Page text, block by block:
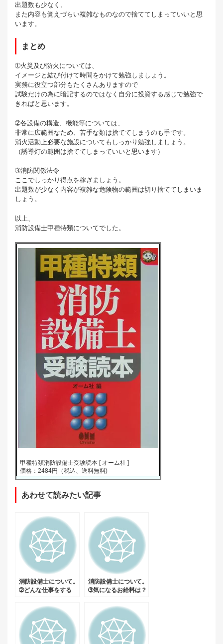
出題数も少なく、
また内容も覚えづらい複雑なものなので捨ててしまっていいと思
います。
まとめ
➀火災及び防火については、
イメージと結び付けて時間をかけて勉強しましょう。
実務に役立つ部分もたくさんありますので
試験だけの為に暗記するのではなく自分に投資する感じで勉強で
きればと思います。
➁各設備の構造、機能等については、
非常に広範囲なため、苦手な類は捨ててしまうのも手です。
消火活動上必要な施設についてもしっかり勉強しましょう。
（誘導灯の範囲は捨ててしまっていいと思います）
➂消防関係法令
ここでしっかり得点を稼ぎましょう。
出題数が少なく内容が複雑な危険物の範囲は切り捨ててしまいま
しょう。
以上、
消防設備士甲種特類についてでした。
甲種特類消防設備士受験読本 [ オーム社 ]
価格：2484円（税込、送料無料)
あわせて読みたい記事
消防設備士について。
➁どんな仕事をする
消防設備士について。
➂気になるお給料は？